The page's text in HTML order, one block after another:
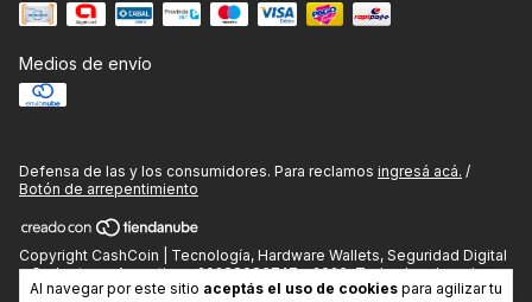
Al navegar por este sitio aceptás el uso de cookies para agilizar tu
Medios de envío
Defensa de las y los consumidores. Para reclamos ingresá acá. /
Botón de arrepentimiento
Copyright CashCoin | Tecnología, Hardware Wallets, Seguridad Digital
y Gadgets en Argentina - 20288083747 - 2026. Todos los derechos
reservados.